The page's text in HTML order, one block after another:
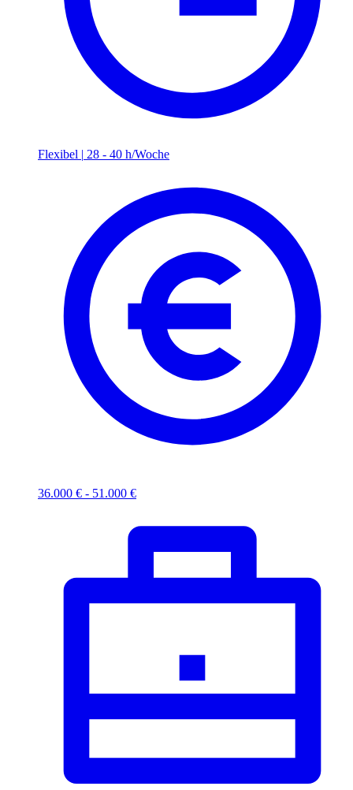
Flexibel | 28 - 40 h/Woche
36.000 € - 51.000 €